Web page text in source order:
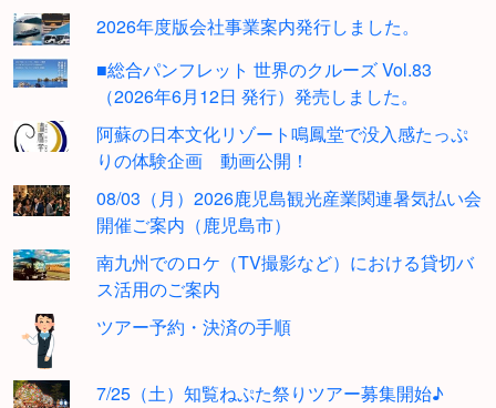
2026年度版会社事業案内発行しました。
■総合パンフレット 世界のクルーズ Vol.83
（2026年6月12日 発行）発売しました。
阿蘇の日本文化リゾート鳴鳳堂で没入感たっぷ
りの体験企画 動画公開！
08/03（月）2026鹿児島観光産業関連暑気払い会
開催ご案内（鹿児島市）
南九州でのロケ（TV撮影など）における貸切バ
ス活用のご案内
ツアー予約・決済の手順
7/25（土）知覧ねぷた祭りツアー募集開始♪